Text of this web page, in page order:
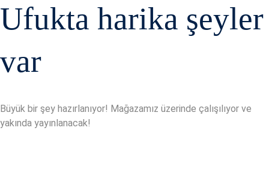
Ufukta harika şeyler
var
Büyük bir şey hazırlanıyor! Mağazamız üzerinde çalışılıyor ve
yakında yayınlanacak!